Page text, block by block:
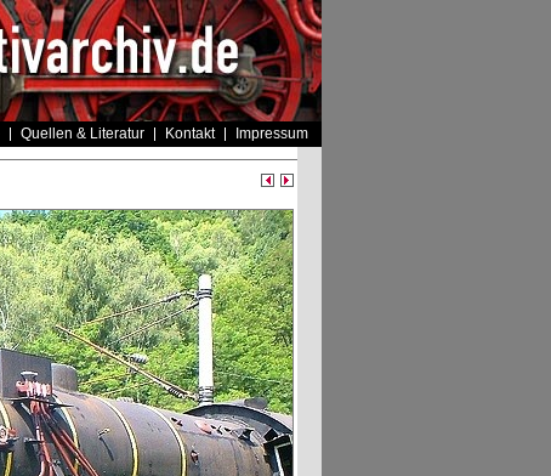
Quellen & Literatur Kontakt Impressum